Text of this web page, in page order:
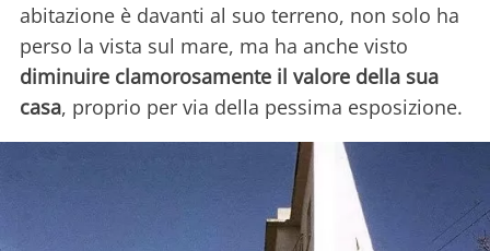
abitazione è davanti al suo terreno, non solo ha
perso la vista sul mare, ma ha anche visto
diminuire clamorosamente il valore della sua
casa, proprio per via della pessima esposizione.